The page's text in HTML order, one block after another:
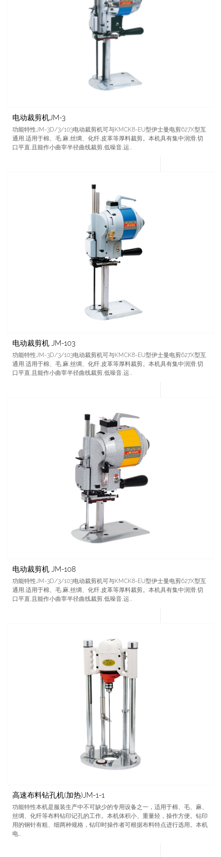
电动裁剪机JM-3
功能特性JM-3D/3/103电动裁剪机可与KMCK8-EU型伊士曼电剪627X型互
通用,适用于棉、毛,麻,丝绸、化纤,皮革等厚料裁剪。本机具有集中润滑,切
口平直,且能作小曲宰半径曲线裁剪,低噪音,运...
电动裁剪机 JM-103
功能特性JM-3D/3/103电动裁剪机可与KMCK8-EU型伊士曼电剪627X型互
通用,适用于棉、毛,麻,丝绸、化纤,皮革等厚料裁剪。本机具有集中润滑,切
口平直,且能作小曲宰半径曲线裁剪,低噪音,运...
电动裁剪机 JM-108
功能特性JM-3D/3/103电动裁剪机可与KMCK8-EU型伊士曼电剪627X型互
通用,适用于棉、毛,麻,丝绸、化纤,皮革等厚料裁剪。本机具有集中润滑,切
口平直,且能作小曲宰半径曲线裁剪,低噪音,运...
高速布料钻孔机(加热)JM-1-1
功能特性本机是服装生产中不可缺少的专用设备之一，适用于棉、毛、麻、
丝绸、化纤等布料钻印记孔的工作。本机体积小、重量轻，操作方便。钻印
用的钢针有粗、细两种规格，钻印时操作者可根据布料特点进行选用。本机
电...